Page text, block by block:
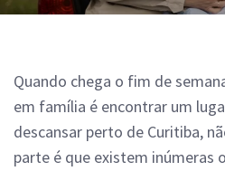
Quando chega o fim de
em família é encontrar um
descansar perto de Curitiba,
parte é que existem inúmeras